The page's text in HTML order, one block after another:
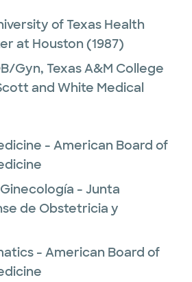
of Texas Health
at Houston (1987)
Gyn, Texas A&M College
and White Medical
- American Board of
- Junta
de Obstetricia y
- American Board of